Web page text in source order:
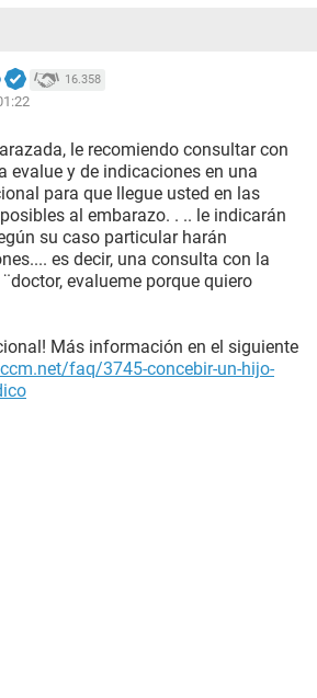
16.358
le recomiendo consultar con
evalue y de indicaciones en una
para que llegue usted en las
al embarazo. . .. le indicarán
su caso particular harán
es decir, una consulta con la
evalueme porque quiero
Más información en el siguiente
faq/3745-concebir-un-hijo-